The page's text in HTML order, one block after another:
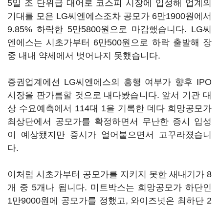
5일 조 단위급 대어로 코스피 시장에 입성해 업계의
기대를 모은 LG씨엔에스조차 공모가 6만1900원에서
9.85% 하락한 5만5800원으로 마감했습니다. LG씨
엔에스는 시초가부터 6만500원으로 하락 출발해 장
중 내내 약세에서 벗어나지 못했습니다.
증권업계에선 LG씨엔에스의 흥행 여부가 향후 IPO
시장을 판가름할 것으로 내다봤습니다. 앞서 기관 대
상 수요예측에서 114대 1을 기록한 데다 희망공모가
최상단에서 공모가를 확정하면서 무난한 증시 입성
이 예상됐지만 증시가 얼어붙으면서 고꾸라졌습니
다.
이처럼 시초가부터 공모가를 지키지 못한 새내기가 8
개 중 5개나 됩니다. 미트박스는 희망공모가 하단인
1만9000원에 공모가를 정했고, 와이즈넛은 최하단 2